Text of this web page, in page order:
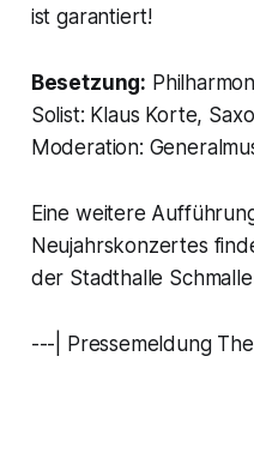
ist garantiert!
Besetzung:
Solist: Klaus Korte,
Moderation:
Eine weitere
Neujahrskonzertes
der Stadthalle
---| Pressemeldung